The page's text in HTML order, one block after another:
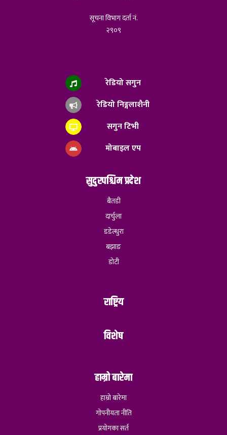
सूचना विभाग दर्ता नं.
२९०९
रेडियो सगुन
रेडियो निङ्गलाशैनी
सगुन टिभी
मोबाइल एप
सुदुरपश्चिम प्रदेश
बैतडी
दार्चुला
डडेल्धुरा
बझाङ
डोटी
राष्ट्रिय
विशेष
हाम्रो बारेमा
हाम्रो बारेमा
गोपनीयता नीति
प्रयोगका सर्त